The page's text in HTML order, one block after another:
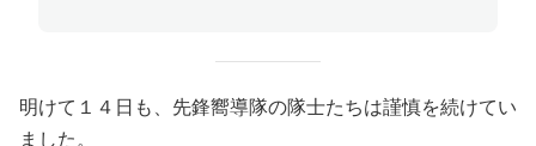
明けて１４日も、先鋒嚮導隊の隊士たちは謹慎を続けてい
ました。